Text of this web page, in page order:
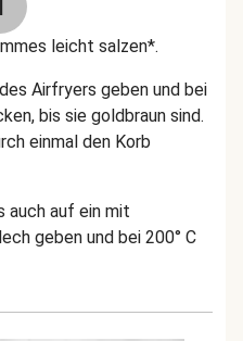
leicht salzen*.
Airfryers geben und bei
bis sie goldbraun sind.
einmal den Korb
auch auf ein mit
geben und bei 200° C